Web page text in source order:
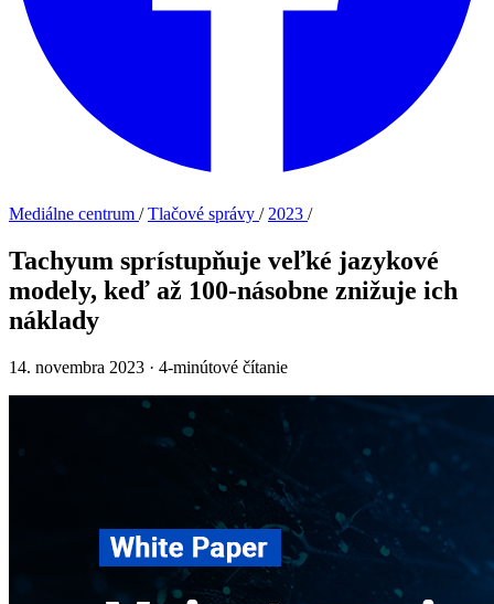
Mediálne centrum /Tlačové správy / 2023 /
Tachyum sprístupňuje veľké jazykové
modely, keď až 100-násobne znižuje ich
náklady
14. novembra 2023 · 4-minútové čítanie